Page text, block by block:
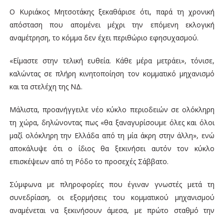
Ο Κυριάκος Μητσοτάκης ξεκαθάρισε ότι, παρά τη χρονική
απόσταση που απομένει μέχρι την επόμενη εκλογική
αναμέτρηση, το κόμμα δεν έχει περιθώριο εφησυχασμού.
«Είμαστε στην τελική ευθεία. Κάθε μέρα μετράει», τόνισε,
καλώντας σε πλήρη κινητοποίηση τον κομματικό μηχανισμό
και τα στελέχη της ΝΔ.
Μάλιστα, προανήγγειλε νέο κύκλο περιοδειών σε ολόκληρη
τη χώρα, δηλώνοντας πως «θα ξαναγυρίσουμε όλες και όλοι
μαζί ολόκληρη την Ελλάδα από τη μία άκρη στην άλλη», ενώ
αποκάλυψε ότι ο ίδιος θα ξεκινήσει αυτόν τον κύκλο
επισκέψεων από τη Ρόδο το προσεχές Σάββατο.
Σύμφωνα με πληροφορίες που έγιναν γνωστές μετά τη
συνεδρίαση, οι εξορμήσεις του κομματικού μηχανισμού
αναμένεται να ξεκινήσουν άμεσα, με πρώτο σταθμό την